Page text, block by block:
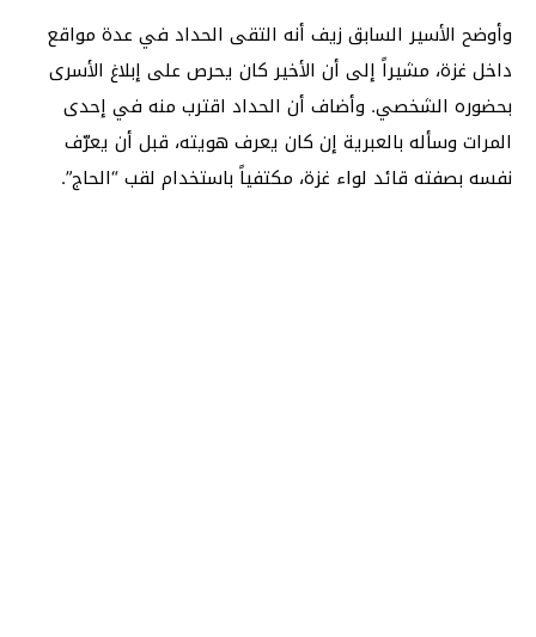
وأوضح الأسير السابق زيف أنه التقى الحداد في عدة مواقع
داخل غزة، مشيراً إلى أن الأخير كان يحرص على إبلاغ الأسرى
بحضوره الشخصي. وأضاف أن الحداد اقترب منه في إحدى
المرات وسأله بالعبرية إن كان يعرف هويته، قبل أن يعرّف
نفسه بصفته قائد لواء غزة، مكتفياً باستخدام لقب “الحاج”.